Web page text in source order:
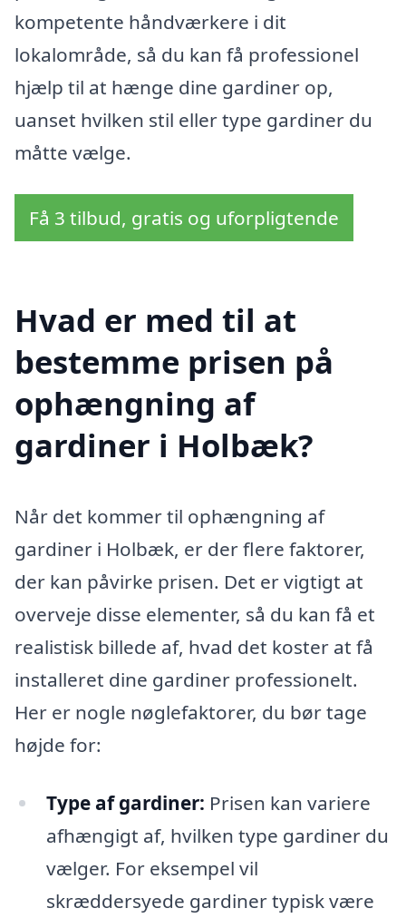
kompetente håndværkere i dit
lokalområde, så du kan få professionel
hjælp til at hænge dine gardiner op,
uanset hvilken stil eller type gardiner du
måtte vælge.
Få 3 tilbud, gratis og uforpligtende
Hvad er med til at
bestemme prisen på
ophængning af
gardiner i Holbæk?
Når det kommer til ophængning af
gardiner i Holbæk, er der flere faktorer,
der kan påvirke prisen. Det er vigtigt at
overveje disse elementer, så du kan få et
realistisk billede af, hvad det koster at få
installeret dine gardiner professionelt.
Her er nogle nøglefaktorer, du bør tage
højde for:
Type af gardiner: Prisen kan variere
afhængigt af, hvilken type gardiner du
vælger. For eksempel vil
skræddersyede gardiner typisk være